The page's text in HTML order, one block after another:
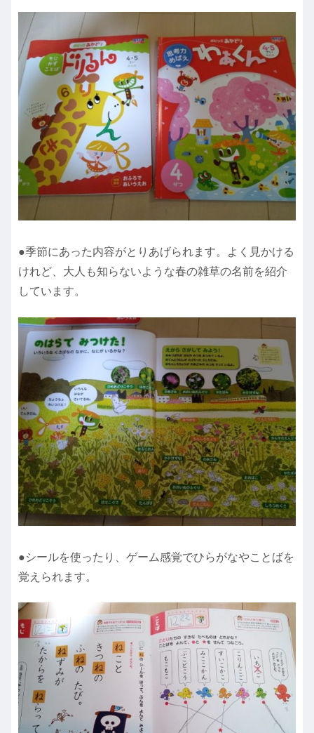
●季節にあった内容がとりあげられます。よく見かける
けれど、大人も知らないような春の雑草の名前を紹介
しています。
●シールを使ったり、ゲーム感覚でひらがなやことばを
覚えられます。